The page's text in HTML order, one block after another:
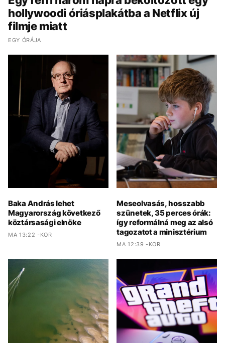
hollywoodi óriásplakátba a Netflix új
filmje miatt
EGY ÓRÁJA
Baka András lehet
Magyarország következő
köztársasági elnöke
MA 13:22 -KOR
Meseolvasás, hosszabb
szünetek, 35 perces órák:
így reformálná meg az alsó
tagozatot a minisztérium
MA 12:39 -KOR